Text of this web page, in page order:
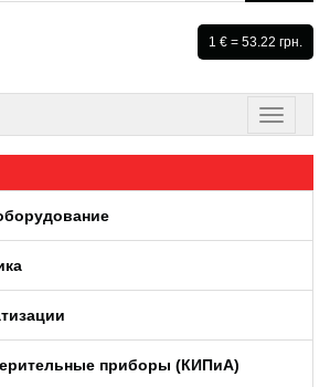
1 € = 53.22 грн.
приборы (КИПиA)